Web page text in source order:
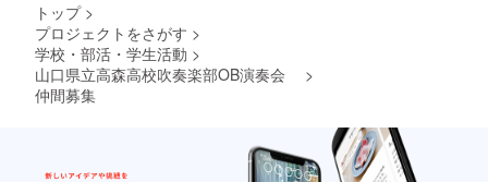
トップ >
プロジェクトをさがす >
学校・部活・学生活動 >
山口県立高森高校吹奏楽部OB演奏会
>
仲間募集